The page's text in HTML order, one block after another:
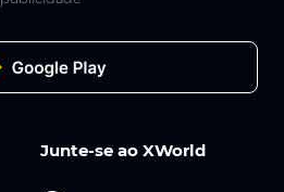
Junte-se ao XWorld